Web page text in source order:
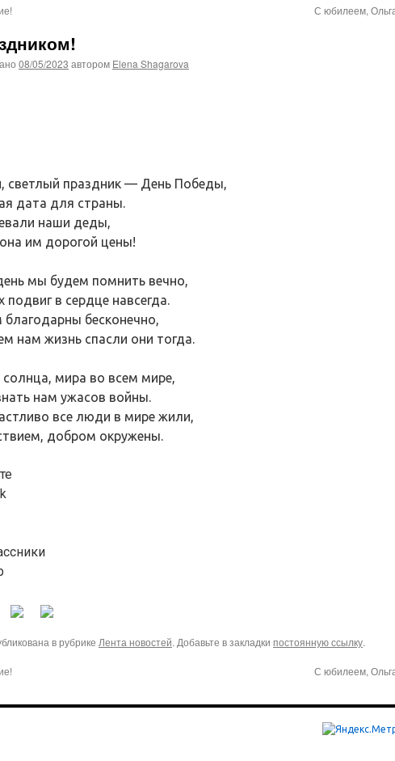
С юбилеем,
08/05/2023 автором Elena Shagarova
светлый праздник — День Победы,
дата для страны.
наши деды,
им дорогой цены!
мы будем помнить вечно,
подвиг в сердце навсегда.
бесконечно,
нам жизнь спасли они тогда.
мира во всем мире,
нам ужасов войны.
все люди в мире жили,
добром окружены.
в рубрике Лента новостей. Добавьте в закладки постоянную ссылку.
С юбилеем,